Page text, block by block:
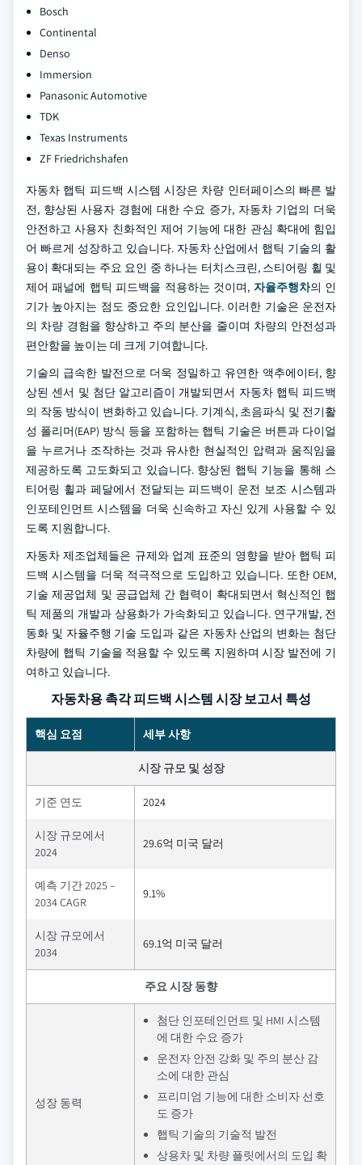
Bosch
Continental
Denso
Immersion
Panasonic Automotive
TDK
Texas Instruments
ZF Friedrichshafen
자동차 햅틱 피드백 시스템 시장은 차량 인터페이스의 빠른 발
전, 향상된 사용자 경험에 대한 수요 증가, 자동차 기업의 더욱
안전하고 사용자 친화적인 제어 기능에 대한 관심 확대에 힘입
어 빠르게 성장하고 있습니다. 자동차 산업에서 햅틱 기술의 활
용이 확대되는 주요 요인 중 하나는 터치스크린, 스티어링 휠 및
제어 패널에 햅틱 피드백을 적용하는 것이며, 자율주행차의 인
기가 높아지는 점도 중요한 요인입니다. 이러한 기술은 운전자
의 차량 경험을 향상하고 주의 분산을 줄이며 차량의 안전성과
편안함을 높이는 데 크게 기여합니다.
기술의 급속한 발전으로 더욱 정밀하고 유연한 액추에이터, 향
상된 센서 및 첨단 알고리즘이 개발되면서 자동차 햅틱 피드백
의 작동 방식이 변화하고 있습니다. 기계식, 초음파식 및 전기활
성 폴리머(EAP) 방식 등을 포함하는 햅틱 기술은 버튼과 다이얼
을 누르거나 조작하는 것과 유사한 현실적인 압력과 움직임을
제공하도록 고도화되고 있습니다. 향상된 햅틱 기능을 통해 스
티어링 휠과 페달에서 전달되는 피드백이 운전 보조 시스템과
인포테인먼트 시스템을 더욱 신속하고 자신 있게 사용할 수 있
도록 지원합니다.
자동차 제조업체들은 규제와 업계 표준의 영향을 받아 햅틱 피
드백 시스템을 더욱 적극적으로 도입하고 있습니다. 또한 OEM,
기술 제공업체 및 공급업체 간 협력이 확대되면서 혁신적인 햅
틱 제품의 개발과 상용화가 가속화되고 있습니다. 연구개발, 전
동화 및 자율주행 기술 도입과 같은 자동차 산업의 변화는 첨단
차량에 햅틱 기술을 적용할 수 있도록 지원하며 시장 발전에 기
여하고 있습니다.
자동차용 촉각 피드백 시스템 시장 보고서 특성
핵심 요점 세부 사항
시장 규모 및 성장
기준 연도 2024
시장 규모에서
2024
29.6억 미국 달러
예측 기간 2025 –
2034 CAGR
9.1%
시장 규모에서
2034
69.1억 미국 달러
주요 시장 동향
성장 동력
첨단 인포테인먼트 및 HMI 시스템
에 대한 수요 증가
운전자 안전 강화 및 주의 분산 감
소에 대한 관심
프리미엄 기능에 대한 소비자 선호
도 증가
햅틱 기술의 기술적 발전
상용차 및 차량 플릿에서의 도입 확